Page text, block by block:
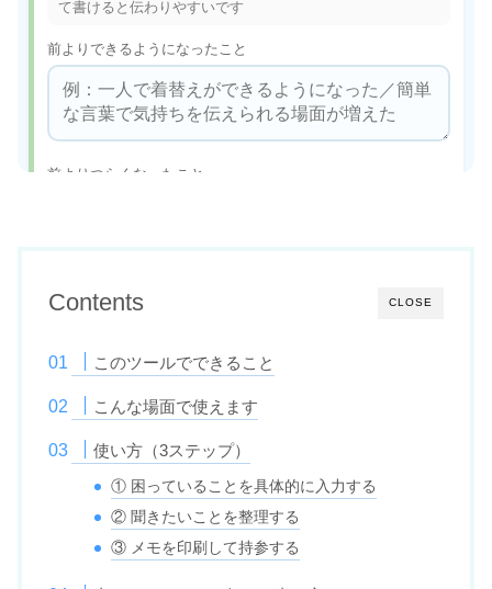
CLOSE
Contents
このツールでできること
こんな場面で使えます
使い方（3ステップ）
① 困っていることを具体的に入力する
② 聞きたいことを整理する
③ メモを印刷して持参する